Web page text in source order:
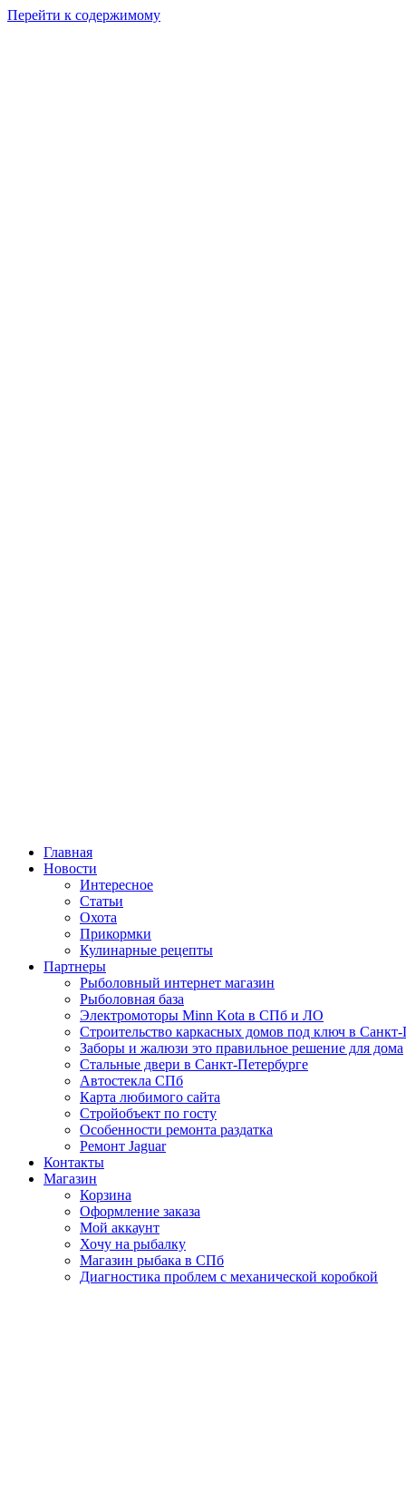
Перейти к содержимому
Главная
Новости
Интересное
Статьи
Охота
Прикормки
Кулинарные рецепты
Партнеры
Рыболовный интернет магазин
Рыболовная база
Электромоторы Minn Kota в СПб и ЛО
Строительство каркасных домов под ключ в Санкт-
Заборы и жалюзи это правильное решение для дома
Стальные двери в Санкт-Петербурге
Автостекла СПб
Карта любимого сайта
Стройобъект по госту
Особенности ремонта раздатка
Ремонт Jaguar
Контакты
Магазин
Корзина
Оформление заказа
Мой аккаунт
Хочу на рыбалку
Магазин рыбака в СПб
Диагностика проблем с механической коробкой